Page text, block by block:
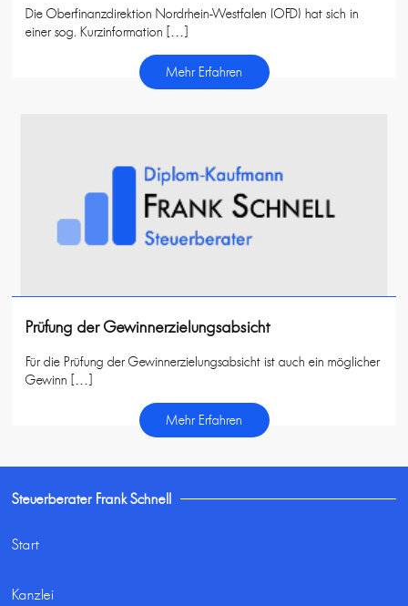
Die Oberfinanzdirektion Nordrhein-Westfalen (OFD) hat sich in
einer sog. Kurzinformation […]
Mehr Erfahren
Prüfung der Gewinnerzielungsabsicht
Für die Prüfung der Gewinnerzielungsabsicht ist auch ein möglicher
Gewinn […]
Mehr Erfahren
Steuerberater Frank Schnell
Start
Kanzlei